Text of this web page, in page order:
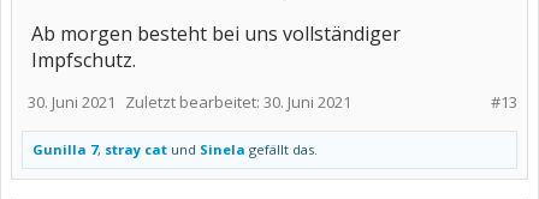
Ab morgen besteht bei uns vollständiger
Impfschutz.
#13
30. Juni 2021 Zuletzt bearbeitet: 30. Juni 2021
Gunilla 7, stray cat und Sinela gefällt das.